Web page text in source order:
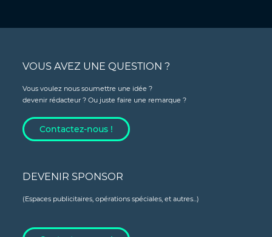
VOUS AVEZ UNE QUESTION ?
Vous voulez nous soumettre une idée ?
devenir rédacteur ? Ou juste faire une remarque ?
Contactez-nous !
DEVENIR SPONSOR
(Espaces publicitaires, opérations spéciales, et autres...)